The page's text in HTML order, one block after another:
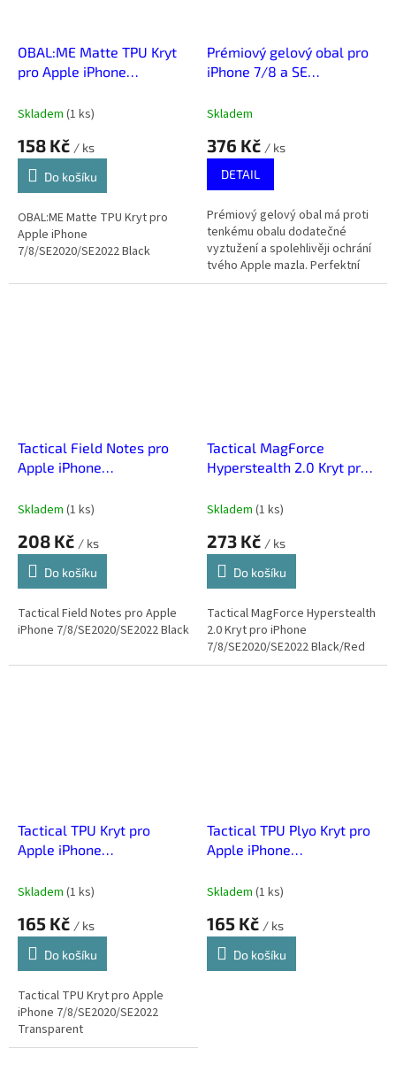
OBAL:ME Matte TPU Kryt
pro Apple iPhone
Black
Skladem (1 ks)
158 Kč / ks
Do košíku
OBAL:ME Matte TPU Kryt pro
Apple iPhone
7/8/SE2020/SE2022 Black
Prémiový gelový obal pro
iPhone 7/8 a SE
Skladem
376 Kč / ks
DETAIL
Prémiový gelový obal má proti
tenkému obalu dodatečné
vyztužení a spolehlivěji ochrání
tvého Apple mazla. Perfektní
poměr ceny a výkonu.
Tactical Field Notes pro
Apple iPhone
Black
Skladem (1 ks)
208 Kč / ks
Do košíku
Tactical Field Notes pro Apple
iPhone 7/8/SE2020/SE2022 Black
Tactical MagForce
Hyperstealth 2.0 Kryt pro
7/8/SE2020/SE2022
Skladem (1 ks)
273 Kč / ks
Do košíku
Tactical MagForce Hyperstealth
2.0 Kryt pro iPhone
7/8/SE2020/SE2022 Black/Red
Tactical TPU Kryt pro
Apple iPhone
Transparent
Skladem (1 ks)
165 Kč / ks
Do košíku
Tactical TPU Kryt pro Apple
iPhone 7/8/SE2020/SE2022
Transparent
Tactical TPU Plyo Kryt pro
Apple iPhone
Transparent
Skladem (1 ks)
165 Kč / ks
Do košíku